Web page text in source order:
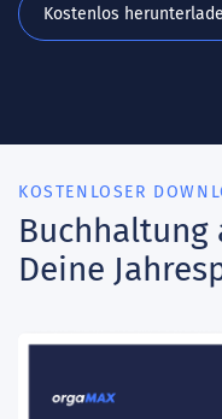
Kostenlos
KOSTENLOSER
Buchhaltung
Deine